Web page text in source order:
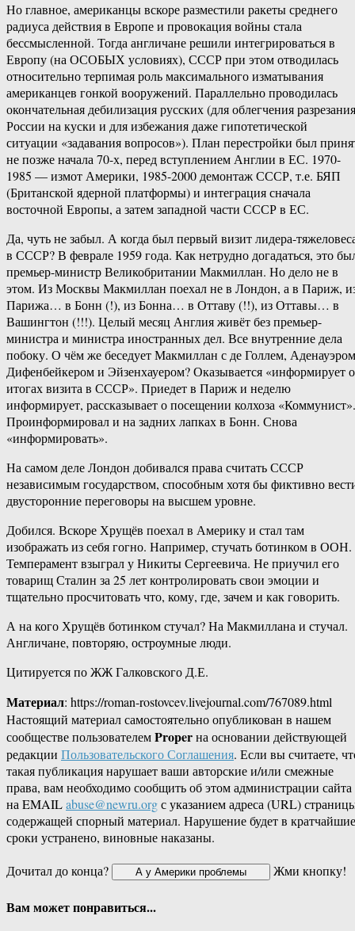
Но главное, американцы вскоре разместили ракеты среднего
радиуса действия в Европе и провокация войны стала
бессмысленной. Тогда англичане решили интегрироваться в
Европу (на ОСОБЫХ условиях), СССР при этом отводилась
относительно терпимая роль максимального изматывания
американцев гонкой вооружений. Параллельно проводилась
окончательная дебилизация русских (для облегчения разрезания
России на куски и для избежания даже гипотетической
ситуации «задавания вопросов»). План перестройки был
не позже начала 70-х, перед вступлением Англии в ЕС. 1970-
1985 — измот Америки, 1985-2000 демонтаж СССР, т.е. БЯП
(Британской ядерной платформы) и интеграция сначала
восточной Европы, а затем западной части СССР в ЕС.
Да, чуть не забыл. А когда был первый визит лидера-
в СССР? В феврале 1959 года. Как нетрудно догадаться, это
премьер-министр Великобритании Макмиллан. Но дело не в
этом. Из Москвы Макмиллан поехал не в Лондон, а в Париж,
Парижа… в Бонн (!), из Бонна… в Оттаву (!!), из Оттавы… в
Вашингтон (!!!). Целый месяц Англия живёт без премьер-
министра и министра иностранных дел. Все внутренние дела
побоку. О чём же беседует Макмиллан с де Голлем,
Дифенбейкером и Эйзенхауером? Оказывается «информирует
итогах визита в СССР». Приедет в Париж и неделю
информирует, рассказывает о посещении колхоза «Коммунист».
Проинформировал и на задних лапках в Бонн. Снова
«информировать».
На самом деле Лондон добивался права считать СССР
независимым государством, способным хотя бы фиктивно
двусторонние переговоры на высшем уровне.
Добился. Вскоре Хрущёв поехал в Америку и стал там
изображать из себя гогно. Например, стучать ботинком в ООН.
Темперамент взыграл у Никиты Сергеевича. Не приучил его
товарищ Сталин за 25 лет контролировать свои эмоции и
тщательно просчитовать что, кому, где, зачем и как говорить.
А на кого Хрущёв ботинком стучал? На Макмиллана и стучал.
Англичане, повторяю, остроумные люди.
Цитируется по ЖЖ Галковского Д.Е.
Материал: https://roman-rostovcev.livejournal.com/767089.html
Настоящий материал самостоятельно опубликован в нашем
сообществе пользователемProperна основании действующей
редакции Пользовательского Соглашения. Если вы считаете,
такая публикация нарушает ваши авторские и/или смежные
права, вам необходимо сообщить об этом администрации сайта
на EMAILabuse@newru.orgс указанием адреса (URL)
содержащей спорный материал. Нарушение будет в кратчайшие
сроки устранено, виновные наказаны.
Дочитал до конца?
Жми кнопку!
Вам может понравиться...